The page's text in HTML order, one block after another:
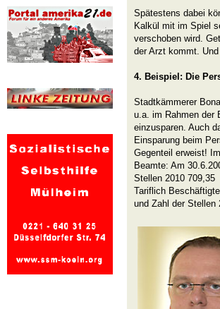
Spätestens dabei
Kalkül mit im Spiel
verschoben wird.
der Arzt kommt.
4. Beispiel: Die
Stadtkämmerer
u.a. im Rahmen der
einzusparen. Auch
Einsparung beim
Gegenteil erweist!
Beamte: Am
Stellen 2010 709,35
Tariflich
und Zahl der Stellen